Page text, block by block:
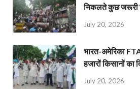
निकलते कुछ
July 20, 2026
भारत-अमेरिका
हजारों किसानों का
July 20, 2026